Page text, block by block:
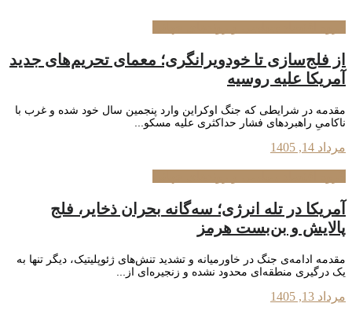
از فلج‌سازی تا خودویرانگری؛ معمای تحریم‌های جدید
آمریکا علیه روسیه
مقدمه در شرایطی که جنگ اوکراین وارد پنجمین سال خود شده و غرب با
ناکامیِ راهبردهای فشار حداکثری علیه مسکو...
مرداد 14, 1405
آمریکا در تله انرژی؛ سه‌گانه بحران ذخایر، فلج
پالایش و بن‌بست هرمز
مقدمه ادامه‌ی جنگ در خاورمیانه و تشدید تنش‌های ژئوپلیتیک، دیگر تنها به
یک درگیری منطقه‌ای محدود نشده و زنجیره‌ای از...
مرداد 13, 1405